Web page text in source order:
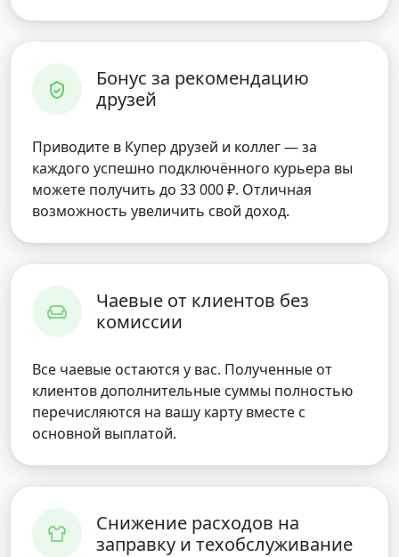
Бонус за рекомендацию
друзей
Приводите в Купер друзей и коллег — за
каждого успешно подключённого курьера вы
можете получить до 33 000 ₽. Отличная
возможность увеличить свой доход.
Чаевые от клиентов без
комиссии
Все чаевые остаются у вас. Полученные от
клиентов дополнительные суммы полностью
перечисляются на вашу карту вместе с
основной выплатой.
Снижение расходов на
заправку и техобслуживание